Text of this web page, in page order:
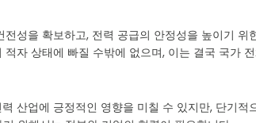
성을 확보하고, 전력 공급의 안정성을 높이기 위
자 상태에 빠질 수밖에 없으며, 이는 결국 국가
산업에 긍정적인 영향을 미칠 수 있지만, 단기적